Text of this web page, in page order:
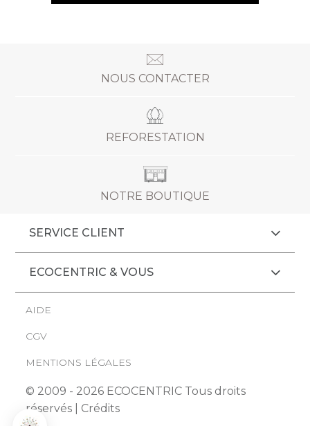
NOUS CONTACTER
REFORESTATION
NOTRE BOUTIQUE
SERVICE CLIENT
ECOCENTRIC & VOUS
AIDE
CGV
MENTIONS LÉGALES
© 2009 - 2026 ECOCENTRIC Tous droits
réservés | Crédits